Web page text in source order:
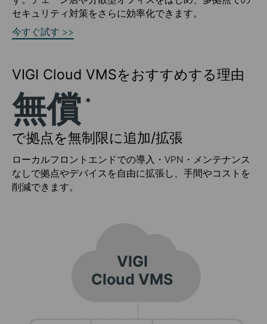
セキュリティ対策をさらに効率化できます。
今すぐ試す >>
VIGI Cloud VMSをおすすめする理由
無償 *
で拠点を無制限に追加/拡張
ローカルフロントエンドでの導入・VPN・メンテナンス
なしで拠点やデバイスを自由に拡張し、手間やコストを
削減できます。
VIGI
Cloud VMS